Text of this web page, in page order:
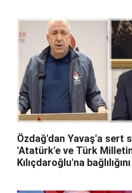
Özdağ'dan Yavaş'a sert
'Atatürk'e ve Türk
Kılıçdaroğlu'na